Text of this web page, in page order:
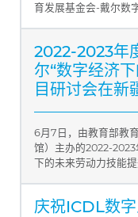
育发展基金会-戴尔数
2022-2023年
尔“数字经济
目研讨会在新
6月7日，由教育部教
馆）主办的2022-
下的未来劳动力技能
庆祝ICDL数